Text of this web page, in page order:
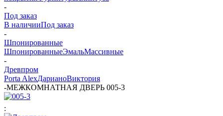
-
Под заказ
В наличииПод заказ
-
Шпонированные
ШпонированныеЭмальМассивные
-
Древпром
Porta AlexДарианоВиктория
-МЕЖКОМНАТНАЯ ДВЕРЬ 005-3
: